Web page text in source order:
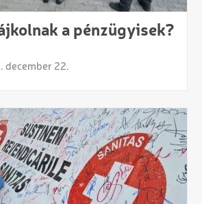
a pénzügyisek?
december 22.